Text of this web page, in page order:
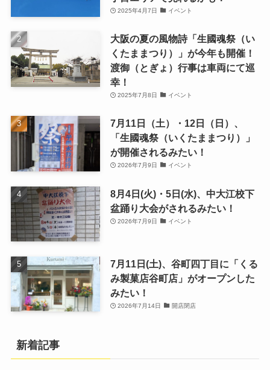
2025年4月7日 イベント
大阪の夏の風物詩「生國魂祭（い
くたままつり）」が今年も開催！
渡御（とぎょ）行事は車両にて巡
幸！
2025年7月8日 イベント
7月11日（土）・12日（日）、
「生國魂祭（いくたままつり）」
が開催されるみたい！
2026年7月9日 イベント
8月4日(火)・5日(水)、中大江校下
盆踊り大会がされるみたい！
2026年7月9日 イベント
7月11日(土)、谷町四丁目に「くる
み製菓店谷町店」がオープンした
みたい！
2026年7月14日 開店閉店
新着記事